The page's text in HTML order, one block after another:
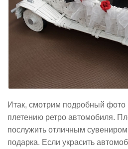
Итак, смотрим подробный фото
плетению ретро автомобиля.
послужить отличным
подарка. Если украсить